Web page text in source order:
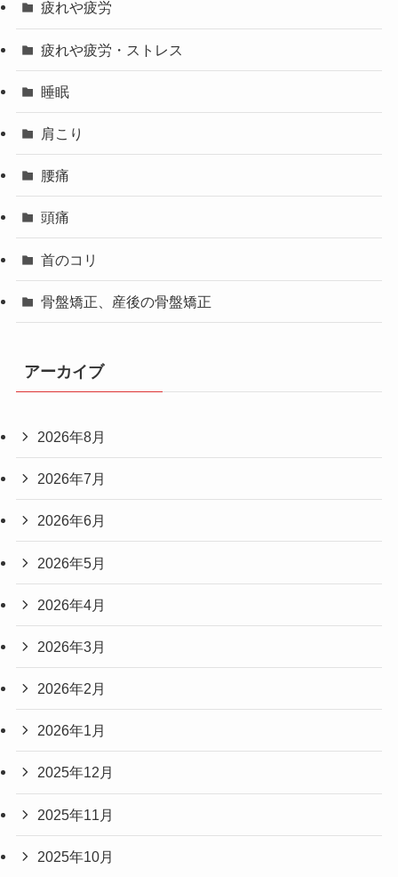
疲れや疲労
疲れや疲労・ストレス
睡眠
肩こり
腰痛
頭痛
首のコリ
骨盤矯正、産後の骨盤矯正
アーカイブ
2026年8月
2026年7月
2026年6月
2026年5月
2026年4月
2026年3月
2026年2月
2026年1月
2025年12月
2025年11月
2025年10月